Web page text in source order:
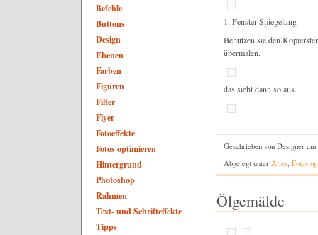
Befehle
Buttons
Design
Ebenen
Farben
Figuren
Filter
Flyer
Fotoeffekte
Fotos optimieren
Hintergrund
Photoshop
Rahmen
Text- und Schrifteffekte
Tipps
1. Fenster Spiegelung
Benutzen sie den
übermalen.
das sieht dann so aus.
Geschrieben von Designer
Abgelegt unter Alles, Fotos
Ölgemälde